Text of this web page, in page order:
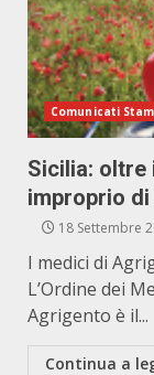
Comunicati
Sicilia: oltre
improprio di
18 Settembre
I medici di
L’Ordine dei
Agrigento è il...
Continua a